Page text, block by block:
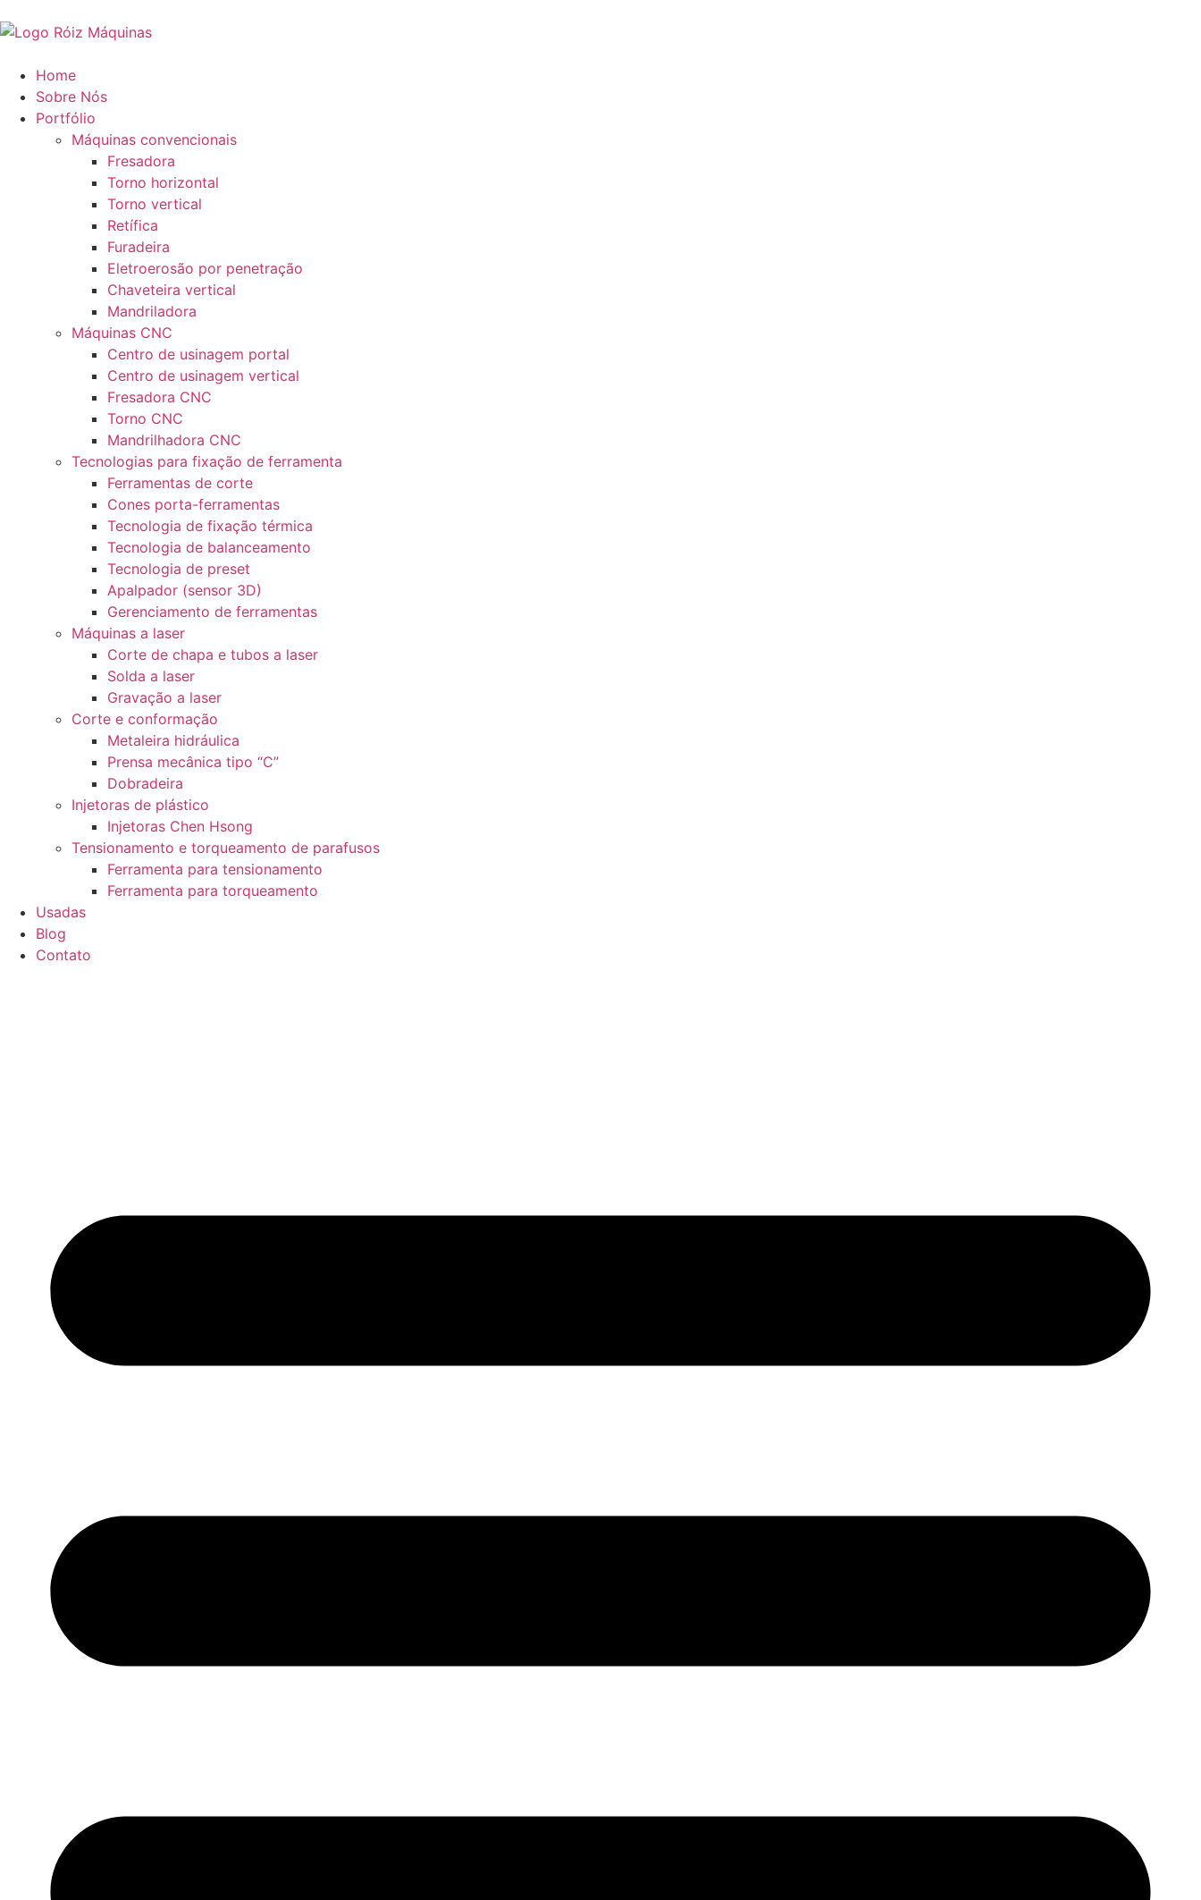
Home
Sobre Nós
Portfólio
Máquinas convencionais
Fresadora
Torno horizontal
Torno vertical
Retífica
Furadeira
Eletroerosão por penetração
Chaveteira vertical
Mandriladora
Máquinas CNC
Centro de usinagem portal
Centro de usinagem vertical
Fresadora CNC
Torno CNC
Mandrilhadora CNC
Tecnologias para fixação de ferramenta
Ferramentas de corte
Cones porta-ferramentas
Tecnologia de fixação térmica
Tecnologia de balanceamento
Tecnologia de preset
Apalpador (sensor 3D)
Gerenciamento de ferramentas
Máquinas a laser
Corte de chapa e tubos a laser
Solda a laser
Gravação a laser
Corte e conformação
Metaleira hidráulica
Prensa mecânica tipo “C”
Dobradeira
Injetoras de plástico
Injetoras Chen Hsong
Tensionamento e torqueamento de parafusos
Ferramenta para tensionamento
Ferramenta para torqueamento
Usadas
Blog
Contato